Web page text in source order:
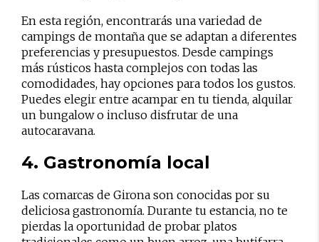
En esta región, encontrarás una variedad de
campings de montaña que se adaptan a diferentes
preferencias y presupuestos. Desde campings
más rústicos hasta complejos con todas las
comodidades, hay opciones para todos los gustos.
Puedes elegir entre acampar en tu tienda, alquilar
un bungalow o incluso disfrutar de una
autocaravana.
4. Gastronomía local
Las comarcas de Girona son conocidas por su
deliciosa gastronomía. Durante tu estancia, no te
pierdas la oportunidad de probar platos